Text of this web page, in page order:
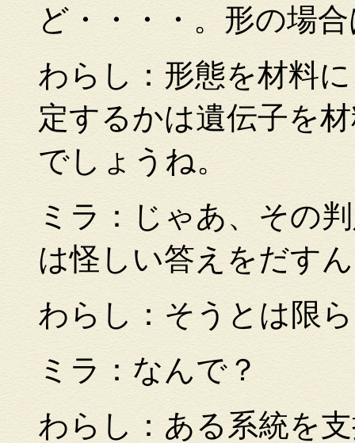
ど・・・・。形の場
わらし：形態を材料
定するかは遺伝子を
でしょうね。
ミラ：じゃあ、その
は怪しい答えをだす
わらし：そうとは限
ミラ：なんで？
わらし：ある系統を